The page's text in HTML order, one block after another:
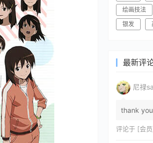
绘画技法
银发
最新评
尼禄
thank you
评论于 [会员][